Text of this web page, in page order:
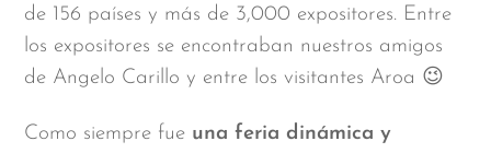
de 156 países y más de 3,000 expositores. Entre
los expositores se encontraban nuestros amigos
de Angelo Carillo y entre los visitantes Aroa 😉
Como siempre fue una feria dinámica y